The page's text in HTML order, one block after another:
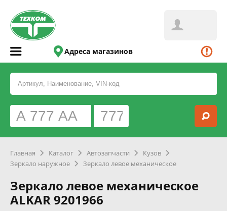
Адреса магазинов
Главная Каталог Автозапчасти
Кузов
Зеркало наружное
Зеркало левое механическое
Зеркало левое механическое
ALKAR 9201966